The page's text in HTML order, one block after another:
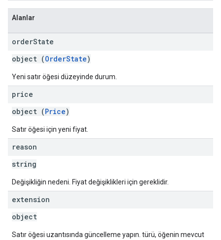
Alanlar
orderState
object (OrderState)
Yeni satır öğesi düzeyinde durum.
price
object (Price)
Satır öğesi için yeni fiyat.
reason
string
Değişikliğin nedeni. Fiyat değişiklikleri için gereklidir.
extension
object
Satır öğesi uzantısında güncelleme yapın. türü, öğenin mevcut